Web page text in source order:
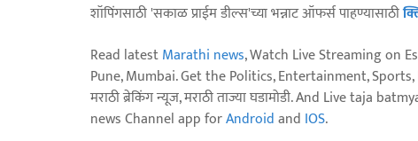
शॉपिंगसाठी 'सकाळ प्राईम डील्स'च्या भन्नाट ऑफर्स पाहण्यासाठी
Read latestMarathi news, Watch Live Streaming on
Pune, Mumbai. Get the Politics, Entertainment, Sports,
मराठी ब्रेकिंग न्यूज, मराठी ताज्या घडामोडी. And Live taja
news Channel app forAndroidand IOS.